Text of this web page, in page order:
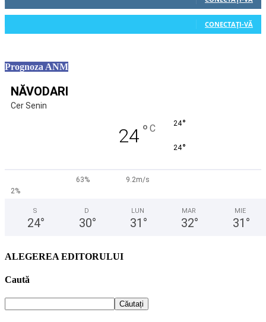
CONECTAȚI-VĂ
Prognoza ANM
NĂVODARI
Cer Senin
24 ° C 24°
24°
63%
9.2m/s
2%
S
24°
D
30°
LUN
31 °
MAR
32°
MIE
31 °
ALEGEREA EDITORULUI
Caută